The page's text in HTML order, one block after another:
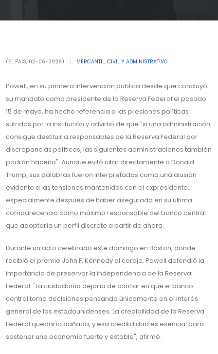
(EL PAÍS, 02-06-2026) MERCANTIL, CIVIL Y ADMINISTRATIVO
Powell, en su primera intervención pública desde que concluyó
su mandato como presidente de la Reserva Federal el pasado
15 de mayo, ha hecho referencia a las presiones políticas
sufridas por la institución y advirtió de que "si una administración
consigue destituir a responsables de la Reserva Federal por
discrepancias políticas, las siguientes administraciones también
podrán hacerlo". Aunque evitó citar directamente a Donald
Trump, sus palabras fueron interpretadas como una alusión
evidente a las tensiones mantenidas con el expresidente,
especialmente después de haber asegurado en su última
comparecencia como máximo responsable del banco central
que adoptaría un perfil discreto a partir de ahora.
Durante un acto celebrado este domingo en Boston, donde
recibió el premio John F. Kennedy al coraje, Powell defendió la
importancia de preservar la independencia de la Reserva
Federal. "La ciudadanía dejaría de confiar en que el banco
central toma decisiones pensando únicamente en el interés
general de los estadounidenses. La credibilidad de la Reserva
Federal quedaría dañada, y esa credibilidad es esencial para
sostener una economía fuerte y estable", afirmó.